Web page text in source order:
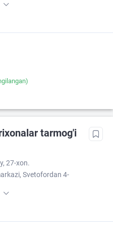
tarmog'i
27-xon.
Svetofordan 4-